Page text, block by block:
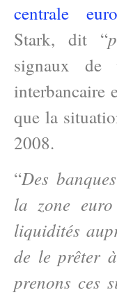
centrale
Stark, dit “
signaux de
interbancaire
que la
2008.
“Des
la zone
liquidités
de le prêter
prenons ces